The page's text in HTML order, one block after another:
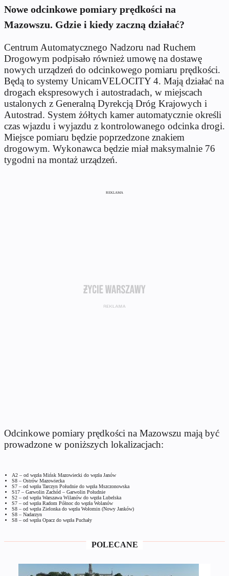
Nowe odcinkowe pomiary prędkości na
Mazowszu. Gdzie i kiedy zaczną działać?
Centrum Automatycznego Nadzoru nad Ruchem
Drogowym podpisało również umowę na dostawę
nowych urządzeń do odcinkowego pomiaru prędkości.
Będą to systemy UnicamVELOCITY 4. Mają działać na
drogach ekspresowych i autostradach, w miejscach
ustalonych z Generalną Dyrekcją Dróg Krajowych i
Autostrad. System żółtych kamer automatycznie określi
czas wjazdu i wyjazdu z kontrolowanego odcinka drogi.
Miejsce pomiaru będzie poprzedzone znakiem
drogowym. Wykonawca będzie miał maksymalnie 76
tygodni na montaż urządzeń.
REKLAMA
Odcinkowe pomiary prędkości na Mazowszu mają być
prowadzone w poniższych lokalizacjach:
A2 – od węzła Mińsk Mazowiecki do węzła Janów
S8 – Ostrów Mazowiecka
S7 – od węzła Tarczyn Południe do węzła Mszczonowska
S17 – Garwolin Zachód – Garwolin Południe
S2 – od węzła Warszawa Wilanów do węzła Lubelska
S7 – od węzła Radom Północ do węzła Wolanów
S8 – od węzła Zielonka do węzła Wołomin (Nowy Janków)
S8 – Nadarzyn
S8 – od węzła Opacz do węzła Puchały
POLECANE